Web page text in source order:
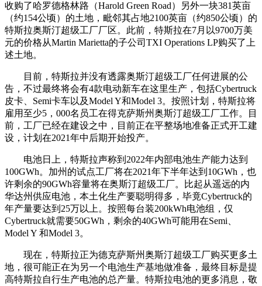
收购了哈罗德格林路（Harold Green Road）另外一块381英亩
（约154公顷）的土地，毗邻其占地2100英亩（约850公顷）的
特斯拉奥斯汀超级工厂厂区。此前，特斯拉在7月以9700万美
元的价格从Martin Marietta的子公司TXI Operations LP购买了上
述土地。
目前，特斯拉并没有透露奥斯汀超级工厂任何进展的公
告，不过最终将会有4款电动新车在这里生产，包括Cybertruck
皮卡、Semi卡车以及Model Y和Model 3。按照计划，特斯拉将
雇用至少5，000名员工在得克萨斯州奥斯汀超级工厂工作。目
前，工厂已经在建设之中，目前正在平整场地准备正式开工建
设，计划在2021年中后期开始投产。
电池日上，特斯拉声称到2022年内部电池生产能力达到
100GWh。加州的试点工厂将在2021年下半年达到10GWh，也
许剩余的90GWh容量将在奥斯汀超级工厂。比起从遥远的内
华达州供应电池，本土化生产要聪明得多，毕竟Cybertruck的
年产量要达到25万以上。按照每台装200kWh电池组，仅
Cybertruck就需要50GWh，剩余的40GWh可能用在Semi、
Model Y 和Model 3。
现在，特斯拉正为德克萨斯州奥斯汀超级工厂购买更多土
地，很可能正在为另一个电池生产基地做准备，最终目标是提
高特斯拉自行生产电池的总产量。特斯拉电池的更多消息，敬